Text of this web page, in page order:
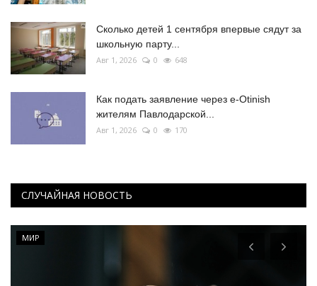
Сколько детей 1 сентября впервые сядут за
школьную парту...
Авг 1, 2026 0 648
Как подать заявление через e-Otinish
жителям Павлодарской...
Авг 1, 2026 0 170
СЛУЧАЙНАЯ НОВОСТЬ
МИР